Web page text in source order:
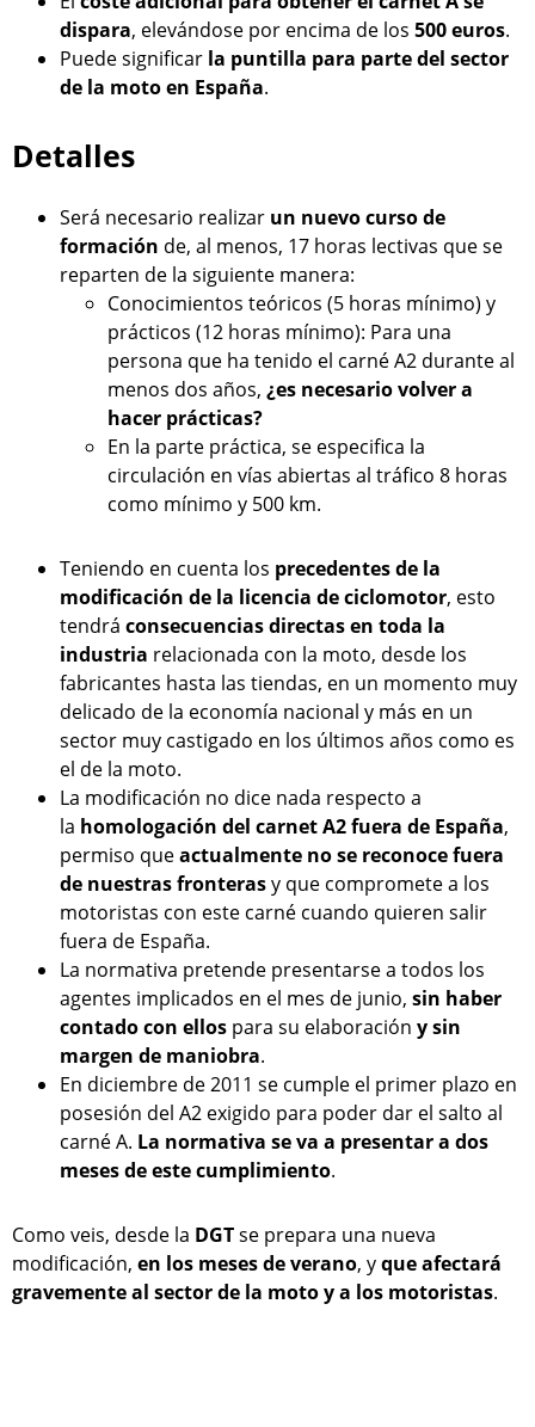
dispara, elevándose por encima de los 500 euros.
Puede significar la puntilla para parte del sector
de la moto en España.
Detalles
Será necesario realizar un nuevo curso de
formación de, al menos, 17 horas lectivas que se
reparten de la siguiente manera:
Conocimientos teóricos (5 horas mínimo) y
prácticos (12 horas mínimo): Para una
persona que ha tenido el carné A2 durante al
menos dos años, ¿es necesario volver a
hacer prácticas?
En la parte práctica, se especifica la
circulación en vías abiertas al tráfico 8 horas
como mínimo y 500 km.
Teniendo en cuenta los precedentes de la
modificación de la licencia de ciclomotor, esto
tendrá consecuencias directas en toda la
industria relacionada con la moto, desde los
fabricantes hasta las tiendas, en un momento muy
delicado de la economía nacional y más en un
sector muy castigado en los últimos años como es
el de la moto.
La modificación no dice nada respecto a
la homologación del carnet A2 fuera de España,
permiso queactualmente no se reconoce fuera
de nuestras fronterasy que compromete a los
motoristas con este carné cuando quieren salir
fuera de España.
La normativa pretende presentarse a todos los
agentes implicados en el mes de junio, sin haber
contado con ellos para su elaboración y sin
margen de maniobra.
En diciembre de 2011 se cumple el primer plazo en
posesión del A2 exigido para poder dar el salto al
carné A. La normativa se va a presentar a dos
meses de este cumplimiento.
Como veis, desde la DGTse prepara una nueva
modificación, en los meses de verano, yque afectará
gravemente al sector de la moto y a los motoristas.